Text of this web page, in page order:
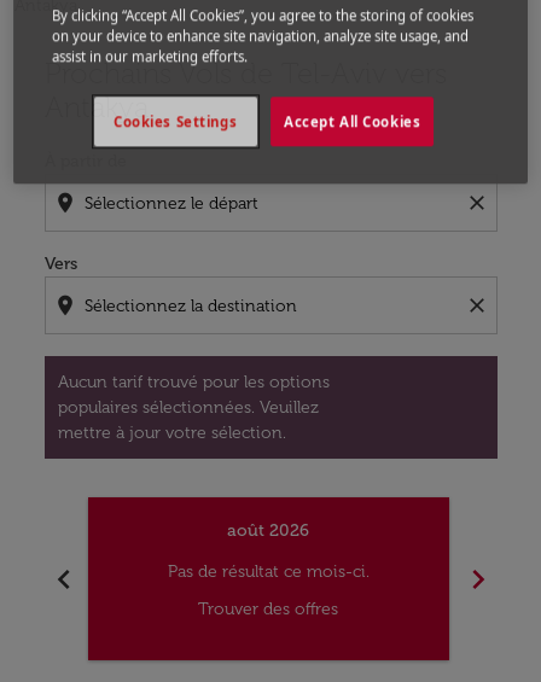
Antakya
Prochains Vols de Tel-Aviv vers
Antakya
location_on close
Vers
location_on close
Aucun tarif trouvé pour les options
populaires sélectionnées. Veuillez
mettre à jour votre sélection.
Aucun tarif trouvé pour les options populaires
chevron_left
août 2026
Pas de résultat ce mois-ci.
Trouver des offres
chevron_right
By clicking “Accept All Cookies”, you agree to the storing of cookies
on your device to enhance site navigation, analyze site usage, and
assist in our marketing efforts.
Accept All Cookies
Cookies Settings